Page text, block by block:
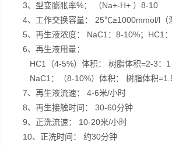
3、型变膨胀率%： （Na+-H+ ）8-10
4、工作交换容量： 25℃≥1000mmol/l（
5、再生液浓度： NaC1：8-10%；HC1
6、再生液用量：
HC1（4-5%）体积： 树脂体积=2-3：1
NaC1：（8-10%）体积： 树脂体积
7、再生液流速： 4-6米/小时
8、再生接触时间： 30-60分钟
9、正洗流速： 10-20米/小时
10、正洗时间： 约30分钟